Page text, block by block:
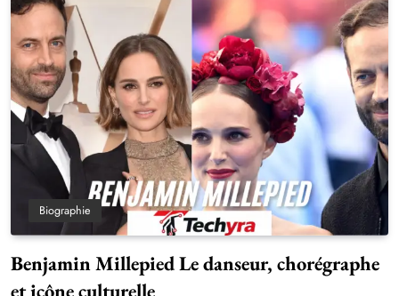
Biographie
Benjamin Millepied Le danseur, chorégraphe